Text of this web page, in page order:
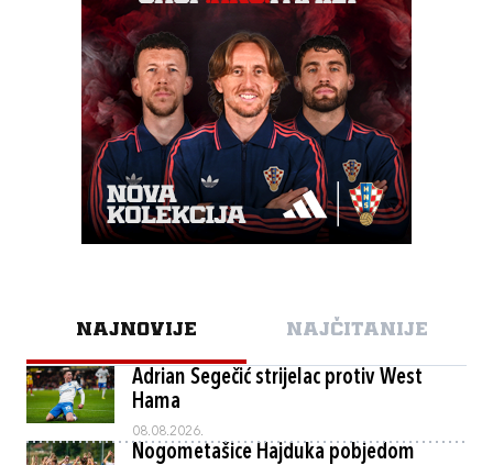
NAJNOVIJE NAJČITANIJE
Adrian Segečić strijelac protiv West
Hama
08.08.2026.
Nogometašice Hajduka pobjedom